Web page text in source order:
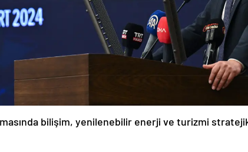
bilişim, yenilenebilir enerji ve turizmi